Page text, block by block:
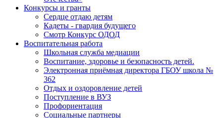
Конкурсы и гранты
Сердце отдаю детям
Кадеты - гвардия будущего
Смотр Конкурс ОДОД
Воспитательная работа
Школьная служба медиации
Воспитание, здоровье и безопасность детей.
Электронная приёмная директора ГБОУ школа №
362
Отдых и оздоровление детей
Поступление в ВУЗ
Профориентация
Социальные партнеры